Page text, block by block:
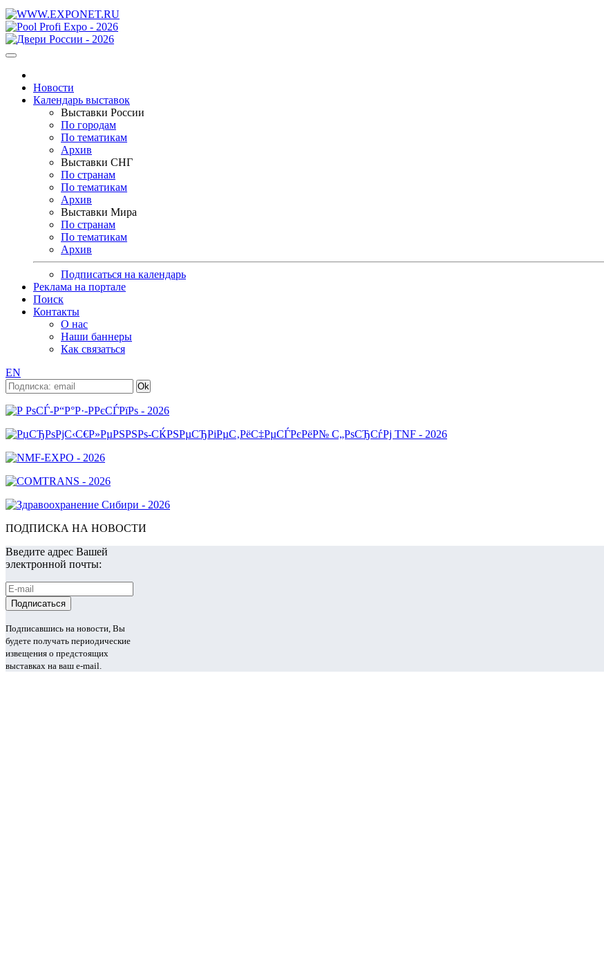
Новости
Календарь выставок
Выставки России
По городам
По тематикам
Архив
Выставки СНГ
По странам
По тематикам
Архив
Выставки Мира
По странам
По тематикам
Архив
Подписаться на календарь
Реклама на портале
Поиск
Контакты
О нас
Наши баннеры
Как связаться
EN
ПОДПИСКА НА НОВОСТИ
Введите адрес Вашей
электронной почты:
Подписавшись на новости, Вы
будете получать периодические
извещения о предстоящих
выставках на ваш e-mail.